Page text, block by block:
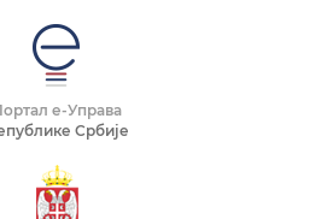
е-Управа
Србије